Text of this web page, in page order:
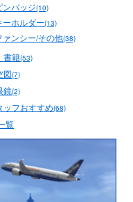
ンバッジ(10)
ーホルダー(13)
ァンシー/その他(38)
書籍(53)
図(7)
鏡(2)
ッフおすすめ(68)
覧